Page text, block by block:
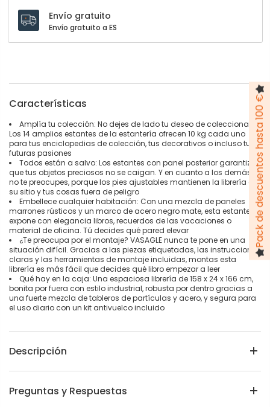
Envío gratuito
Envío gratuito a ES
Características
Amplía tu colección: No dejes de lado tu deseo de coleccionar.
Los 14 amplios estantes de la estantería ofrecen 10 kg cada uno
para tus enciclopedias de colección, tus decorativos o incluso tus
futuras pasiones
Todos están a salvo: Los estantes con panel posterior garantizan
que tus objetos preciosos no se caigan. Y en cuanto a los demás,
no te preocupes, porque los pies ajustables mantienen la librería en
su sitio y tus cosas fuera de peligro
Embellece cualquier habitación: Con una mezcla de paneles
marrones rústicos y un marco de acero negro mate, esta estantería
expone con elegancia libros, recuerdos de las vacaciones o
material de oficina. Tú decides qué pared elevar
¿Te preocupa por el montaje? VASAGLE nunca te pone en una
situación difícil. Gracias a las piezas etiquetadas, las instrucciones
claras y las herramientas de montaje incluidas, montas esta
librería es más fácil que decides qué libro empezar a leer
Qué hay en la caja: Una espaciosa librería de 158 x 24 x 166 cm,
bonita por fuera con estilo industrial, robusta por dentro gracias a
una fuerte mezcla de tableros de partículas y acero, y segura para
el uso diario con un kit antivuelco incluido
Descripción
Preguntas y Respuestas
Pack de descuentos hasta 100 €